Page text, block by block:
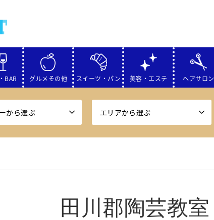
BAR グルメその他 スイーツ・パン 美容・エステ ヘアサロン
から選ぶ エリアから選ぶ
田川郡陶芸教室